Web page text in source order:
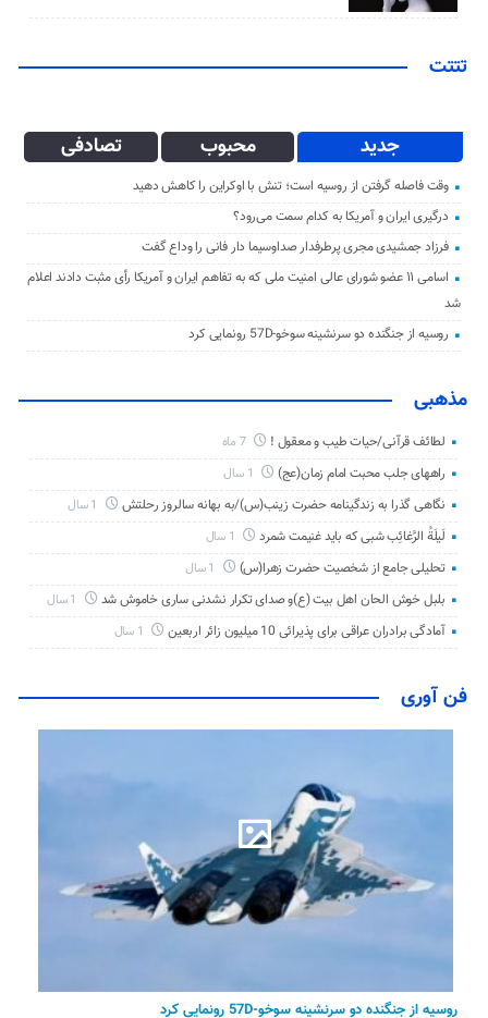
تتتت
جدید محبوب تصادفی
وقت فاصله گرفتن از روسیه است؛ تنش با اوکراین را کاهش دهید
درگیری ایران و آمریکا به کدام سمت می‌رود؟
فرزاد جمشیدی مجری پرطرفدار صداوسیما دار فانی را وداع گفت
اسامی ۱۱ عضو شورای عالی امنیت ملی که به تفاهم ایران و آمریکا رأی مثبت دادند اعلام
شد
روسیه از جنگنده دو سرنشینه سوخو-57D رونمایی کرد
مذهبی
لطائف قرآنی/حیات طیب و معقول ! 7 ماه
راههای جلب محبت امام زمان(عج)
نگاهی گذرا به زندگینامه حضرت زینب(س)/به بهانه سالروز رحلتش
لَیلَةُ الرَّغائِب شبی که باید غنیمت شمرد
تحلیلی جامع از شخصیت حضرت زهرا(س)
بلبل خوش الحان اهل بیت (ع)و صدای تکرار نشدنی ساری خاموش شد
آمادگی برادران عراقی برای پذیرائی 10 میلیون زائر اربعین
فن آوری
روسیه از جنگنده دو سرنشینه سوخو-57D رونمایی کرد